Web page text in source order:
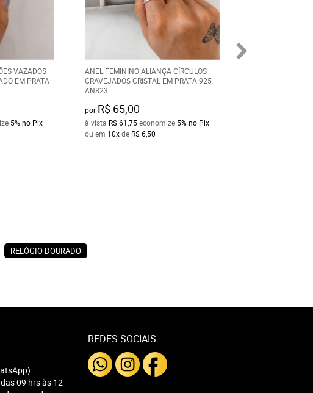
VAZADOS
EM PRATA
5%no Pix
ANEL FEMININO ALIANÇA CÍRCULOS
CRAVEJADOS CRISTAL EM PRATA 925
AN823
por R$ 65,00
à vista R$ 61,75economize 5% no Pix
ou em 10xde R$ 6,50
RELÓGIO DOURADO
09 hrs às 12
REDES SOCIAIS